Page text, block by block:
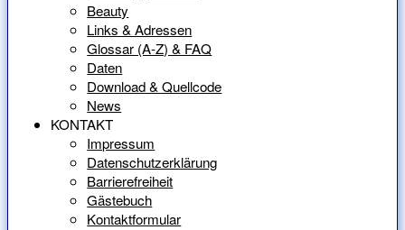
Beauty
Links & Adressen
Glossar (A-Z) & FAQ
Daten
Download & Quellcode
News
KONTAKT
Impressum
Datenschutzerklärung
Barrierefreiheit
Gästebuch
Kontaktformular